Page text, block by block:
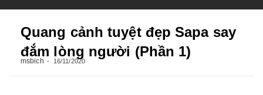
content
Quang cảnh tuyệt đẹp Sapa say
đắm lòng người (Phần 1)
msbich 16/11/2020